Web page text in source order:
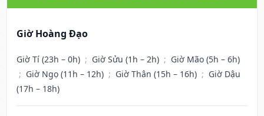
Giờ Hoàng Đạo
Giờ Tí (23h – 0h) ; Giờ Sửu (1h – 2h) ; Giờ Mão (5h – 6h)
; Giờ Ngọ (11h – 12h) ; Giờ Thân (15h – 16h) ; Giờ Dậu
(17h – 18h)